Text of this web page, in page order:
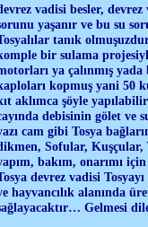
vadisi besler,
yaşanır ve bu su
tanık
bir sulama
ya çalınmış
kopmuş yani 50
aklımca şöyle
debisinin gölet ve
cam gibi Tosya
Sofular, Kuşçular,
bakım, onarımı
devrez vadisi
hayvancılık alanında
Gelmesi